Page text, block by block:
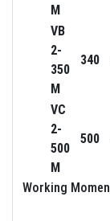
M
VB
2-
350
M
340
VC
2-
500
M
500
Working